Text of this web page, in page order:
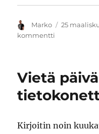
Kirjoittaja
Marko Julkaistu
25
kommentti
mustaan
laatikkoon
Vietä
Kirjoitin noin